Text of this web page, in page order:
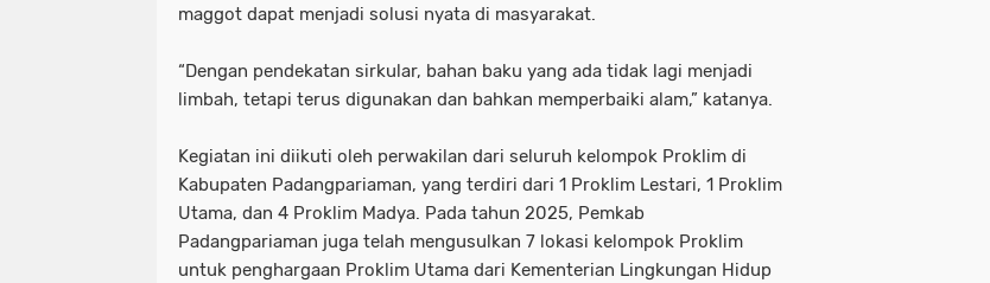
maggot dapat menjadi solusi nyata di masyarakat.
“Dengan pendekatan sirkular, bahan baku yang ada tidak lagi menjadi
limbah, tetapi terus digunakan dan bahkan memperbaiki alam,” katanya.
Kegiatan ini diikuti oleh perwakilan dari seluruh kelompok Proklim di
Kabupaten Padangpariaman, yang terdiri dari 1 Proklim Lestari, 1 Proklim
Utama, dan 4 Proklim Madya. Pada tahun 2025, Pemkab
Padangpariaman juga telah mengusulkan 7 lokasi kelompok Proklim
untuk penghargaan Proklim Utama dari Kementerian Lingkungan Hidup